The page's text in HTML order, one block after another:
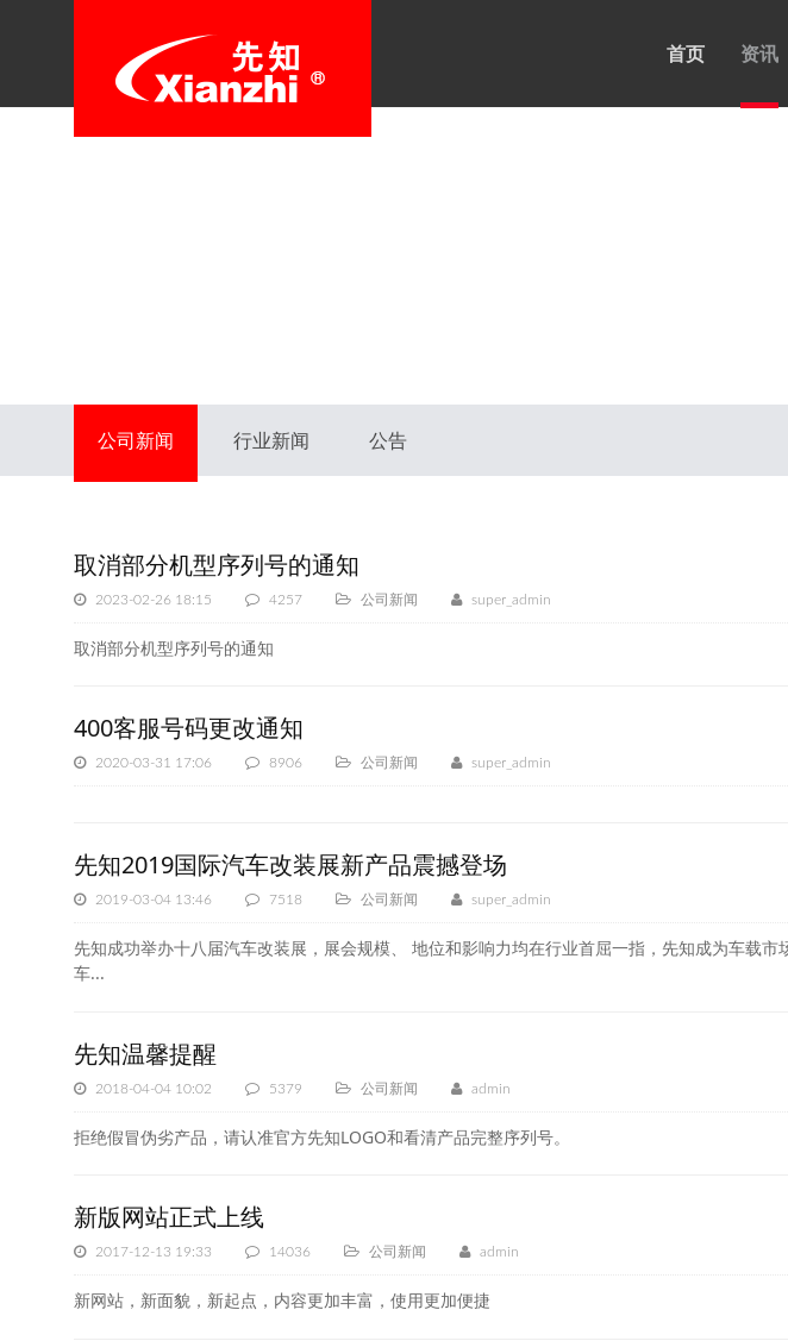
首页 资讯
公司新闻 行业新闻 公告
取消部分机型序列号的通知
2023-02-26 18:15 4257 公司新闻 super_admin
取消部分机型序列号的通知
400客服号码更改通知
2020-03-31 17:06 8906 公司新闻 super_admin
先知2019国际汽车改装展新产品震撼登场
2019-03-04 13:46 7518 公司新闻 super_admin
先知成功举办十八届汽车改装展，展会规模、 地位和影响力均在行业首屈一指，先知成为车载
车...
先知温馨提醒
2018-04-04 10:02 5379 公司新闻 admin
拒绝假冒伪劣产品，请认准官方先知LOGO和看清产品完整序列号。
新版网站正式上线
2017-12-13 19:33 14036 公司新闻 admin
新网站，新面貌，新起点，内容更加丰富，使用更加便捷